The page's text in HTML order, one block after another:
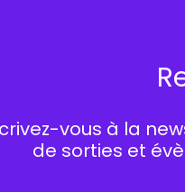
vous à la
de sorties et